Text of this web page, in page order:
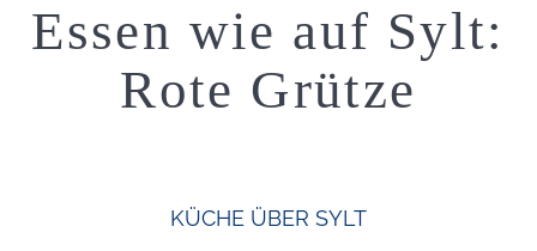
Essen wie auf Sylt:
Rote Grütze
KÜCHE ÜBER SYLT